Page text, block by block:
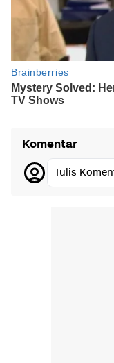
Komentar
Tulis